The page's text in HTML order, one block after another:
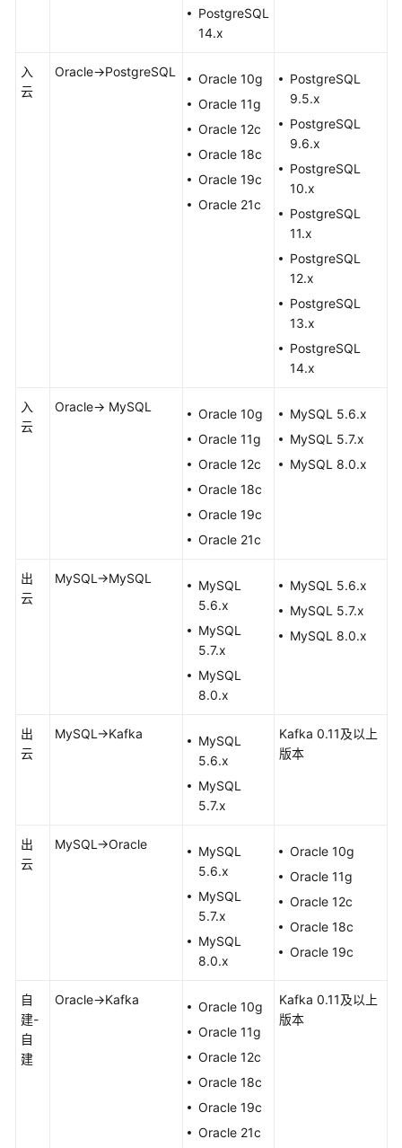
其
实
见
排
PostgreSQL
14.x
入
云
Oracle->PostgreSQL
Oracle 10g
Oracle 11g
Oracle 12c
Oracle 18c
Oracle 19c
Oracle 21c
PostgreSQL
9.5.x
PostgreSQL
9.6.x
PostgreSQL
10.x
PostgreSQL
11.x
PostgreSQL
12.x
PostgreSQL
13.x
PostgreSQL
14.x
入
云
Oracle-> MySQL
Oracle 10g
Oracle 11g
Oracle 12c
Oracle 18c
Oracle 19c
Oracle 21c
MySQL 5.6.x
MySQL 5.7.x
MySQL 8.0.x
出
云
MySQL->MySQL
MySQL
5.6.x
MySQL
5.7.x
MySQL
8.0.x
MySQL 5.6.x
MySQL 5.7.x
MySQL 8.0.x
出
云
MySQL->Kafka
MySQL
5.6.x
MySQL
5.7.x
Kafka 0.11及以上
版本
出
云
MySQL->Oracle
MySQL
5.6.x
MySQL
5.7.x
MySQL
8.0.x
Oracle 10g
Oracle 11g
Oracle 12c
Oracle 18c
Oracle 19c
自
建-
自
建
Oracle->Kafka
Oracle 10g
Oracle 11g
Oracle 12c
Oracle 18c
Oracle 19c
Oracle 21c
Kafka 0.11及以上
版本